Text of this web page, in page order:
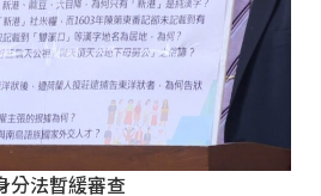
分法暫緩審查